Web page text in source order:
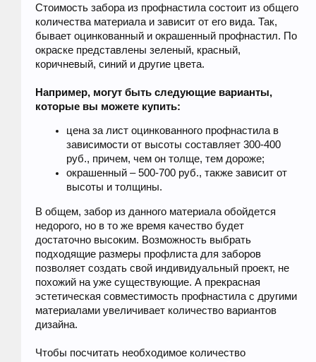
Стоимость забора из профнастила состоит из общего
количества материала и зависит от его вида. Так,
бывает оцинкованный и окрашенный профнастил. По
окраске представлены зеленый, красный,
коричневый, синий и другие цвета.
Например, могут быть следующие варианты,
которые вы можете купить:
цена за лист оцинкованного профнастила в
зависимости от высоты составляет 300-400
руб., причем, чем он толще, тем дороже;
окрашенный – 500-700 руб., также зависит от
высоты и толщины.
В общем, забор из данного материала обойдется
недорого, но в то же время качество будет
достаточно высоким. Возможность выбрать
подходящие размеры профлиста для заборов
позволяет создать свой индивидуальный проект, не
похожий на уже существующие. А прекрасная
эстетическая совместимость профнастила с другими
материалами увеличивает количество вариантов
дизайна.
Чтобы посчитать необходимое количество